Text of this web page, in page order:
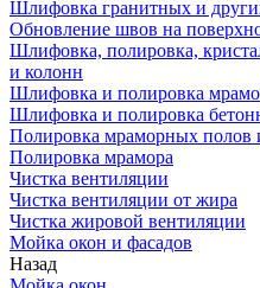
Шлифовка гранитных и
Обновление швов на
Шлифовка, полировка,
и колонн
Шлифовка и полировка
Шлифовка и полировка
Полировка мраморных полов
Полировка мрамора
Чистка вентиляции
Чистка вентиляции от жира
Чистка жировой вентиляции
Мойка окон и фасадов
Назад